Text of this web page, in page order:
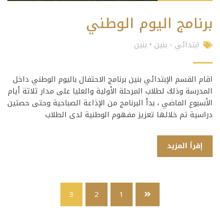
برنامج اليوم الوطني
ابتدائي - بنين • بنين
اقام القسم الإبتدائي بنين برنامج الاحتفال باليوم الوطني داخل
المدرسة وذلك لطلاب المرحلة الأولية والعليا على مدار ثلاثة أيام
الأسبوع الماضي ، بدأ البرنامج من الإذاعة الصباحية وحتى حصتين
دراسية تم خلالها تعزيز مفهوم الوطنية لدى الطلاب
إقرأ المزيد
1
2
3